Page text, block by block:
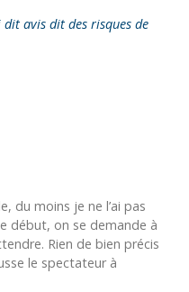
avis dit des risques de
du moins je ne l’ai pas
début, on se demande à
Rien de bien précis
le spectateur à